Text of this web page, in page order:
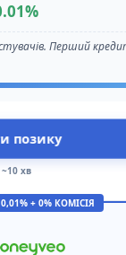
Перший
позику
~10 хв
+ 0% КОМІСІЯ